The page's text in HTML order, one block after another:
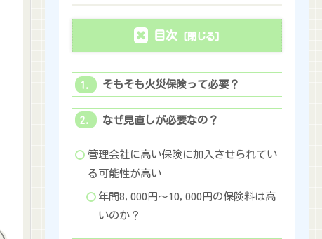
目次
そもそも火災保険って必要？
なぜ見直しが必要なの？
管理会社に高い保険に加入させられてい
る可能性が高い
年間8,000円～10,000円の保険料は高
いのか？